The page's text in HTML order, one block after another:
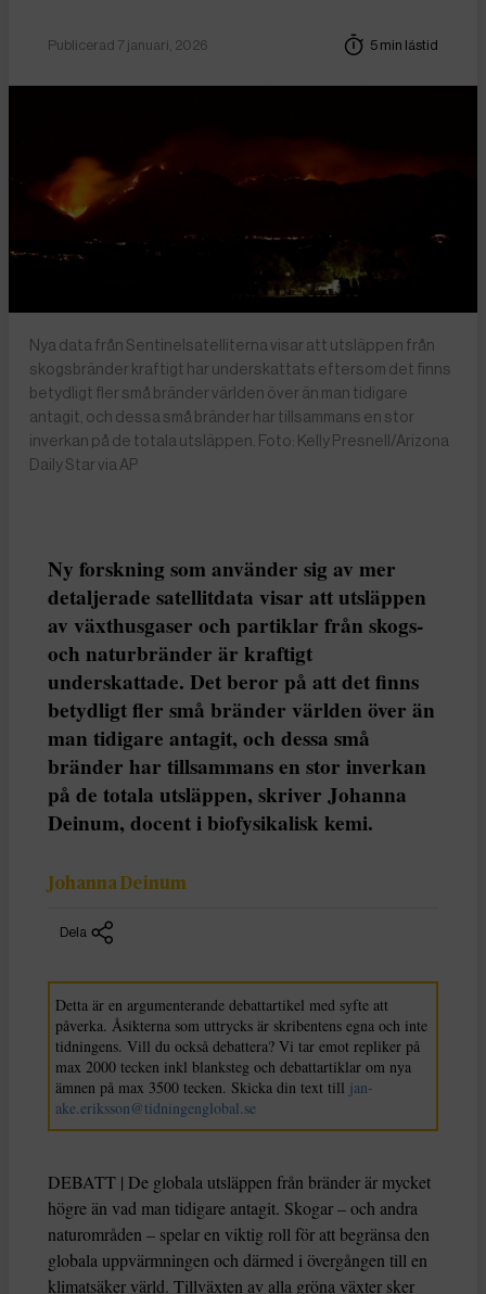
Publicerad 7 januari, 2026 5 min lästid
Nya data från Sentinelsatelliterna visar att utsläppen från
skogsbränder kraftigt har underskattats eftersom det finns
betydligt fler små bränder världen över än man tidigare
antagit, och dessa små bränder har tillsammans en stor
inverkan på de totala utsläppen. Foto: Kelly Presnell/Arizona
Daily Star via AP
Ny forskning som använder sig av mer
detaljerade satellitdata visar att utsläppen
av växthusgaser och partiklar från skogs-
och naturbränder är kraftigt
underskattade. Det beror på att det finns
betydligt fler små bränder världen över än
man tidigare antagit, och dessa små
bränder har tillsammans en stor inverkan
på de totala utsläppen, skriver Johanna
Deinum, docent i biofysikalisk kemi.
Johanna Deinum
Dela
Detta är en argumenterande debattartikel med syfte att
påverka. Åsikterna som uttrycks är skribentens egna och inte
tidningens. Vill du också debattera? Vi tar emot repliker på
max 2000 tecken inkl blanksteg och debattartiklar om nya
ämnen på max 3500 tecken. Skicka din text till jan-
ake.eriksson@tidningenglobal.se
DEBATT | De globala utsläppen från bränder är mycket
högre än vad man tidigare antagit. Skogar – och andra
naturområden – spelar en viktig roll för att begränsa den
globala uppvärmningen och därmed i övergången till en
klimatsäker värld. Tillväxten av alla gröna växter sker